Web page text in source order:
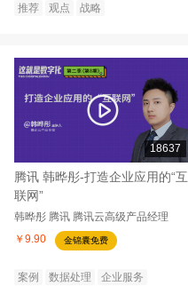
推荐
观点 战略
18637
腾讯 韩晔彤-打造企业应用的“互
联网”
韩晔彤 腾讯 腾讯云高级产品经理
￥9.90
金锦囊免费
案例 数据处理 企业服务